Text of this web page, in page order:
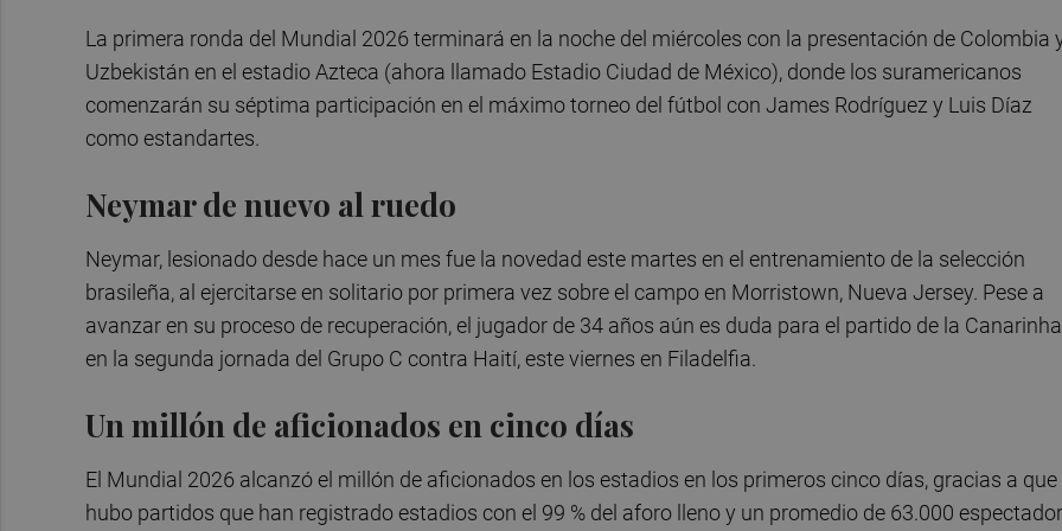
La primera ronda del Mundial 2026 terminará en la noche del miércoles con la presentación de Colombia
Uzbekistán en el estadio Azteca (ahora llamado Estadio Ciudad de México), donde los suramericanos
comenzarán su séptima participación en el máximo torneo del fútbol con James Rodríguez y Luis Díaz
como estandartes.
Neymar de nuevo al ruedo
Neymar, lesionado desde hace un mes fue la novedad este martes en el entrenamiento de la selección
brasileña, al ejercitarse en solitario por primera vez sobre el campo en Morristown, Nueva Jersey. Pese a
avanzar en su proceso de recuperación, el jugador de 34 años aún es duda para el partido de la Canarinha
en la segunda jornada del Grupo C contra Haití, este viernes en Filadelfia.
Un millón de aficionados en cinco días
El Mundial 2026 alcanzó el millón de aficionados en los estadios en los primeros cinco días, gracias a que
hubo partidos que han registrado estadios con el 99 % del aforo lleno y un promedio de 63.000